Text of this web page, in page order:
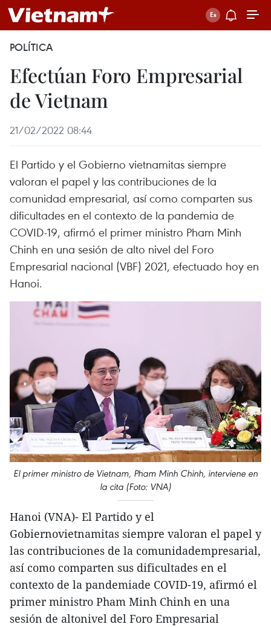
POLÍTICA
Efectúan Foro Empresarial
de Vietnam
21/02/2022 08:44
El Partido y el Gobierno vietnamitas siempre
valoran el papel y las contribuciones de la
comunidad empresarial, así como comparten sus
dificultades en el contexto de la pandemia de
COVID-19, afirmó el primer ministro Pham Minh
Chinh en una sesión de alto nivel del Foro
Empresarial nacional (VBF) 2021, efectuado hoy en
Hanoi.
El primer ministro de Vietnam, Pham Minh Chinh, interviene en
la cita (Foto: VNA)
Hanoi (VNA)- El Partido y el
Gobiernovietnamitas siempre valoran el papel y
las contribuciones de la comunidadempresarial,
así como comparten sus dificultades en el
contexto de la pandemiade COVID-19, afirmó el
primer ministro Pham Minh Chinh en una
sesión de altonivel del Foro Empresarial